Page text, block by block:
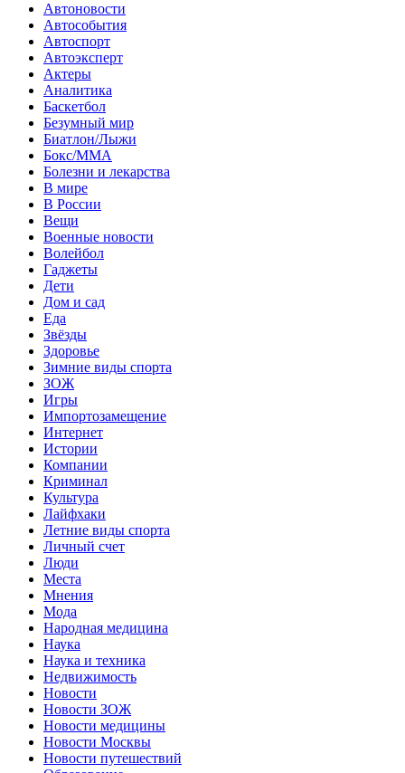
Автоновости
Автособытия
Автоспорт
Автоэксперт
Актеры
Аналитика
Баскетбол
Безумный мир
Биатлон/Лыжи
Бокс/MMA
Болезни и лекарства
В мире
В России
Вещи
Военные новости
Волейбол
Гаджеты
Дети
Дом и сад
Еда
Звёзды
Здоровье
Зимние виды спорта
ЗОЖ
Игры
Импортозамещение
Интернет
Истории
Компании
Криминал
Культура
Лайфхаки
Летние виды спорта
Личный счет
Люди
Места
Мнения
Мода
Народная медицина
Наука
Наука и техника
Недвижимость
Новости
Новости ЗОЖ
Новости медицины
Новости Москвы
Новости путешествий